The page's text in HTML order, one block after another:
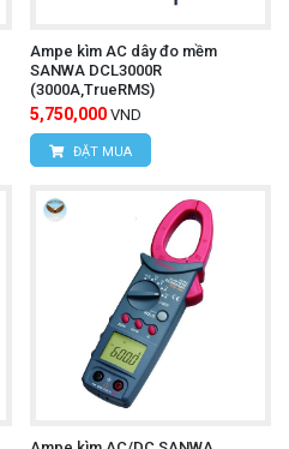
Ampe kìm AC dây đo mềm
SANWA DCL3000R
(3000A,TrueRMS)
5,750,000 VND
ĐẶT MUA